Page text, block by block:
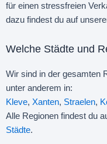
für einen stressfreien
dazu findest du auf
Welche Städte und
Wir sind in der gesamten
unter anderem in:
Kleve, Xanten, Straelen,
Alle Regionen findest du
Städte.